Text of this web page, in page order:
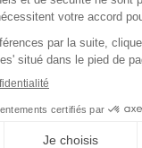
2026 © ExpoPolis -